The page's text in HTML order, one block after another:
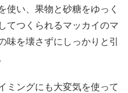
使い、果物と砂糖をゆっく
てつくられるマッカイのマ
味を壊さずにしっかりと引
ミングにも大変気を使って